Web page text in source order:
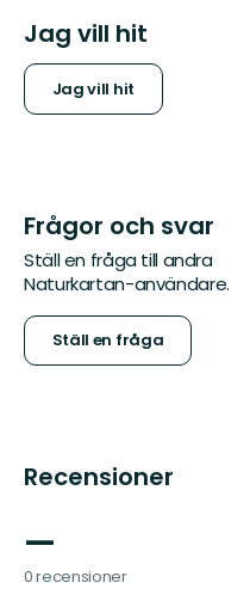
Jag vill hit
Jag vill hit
Frågor och svar
Ställ en fråga till andra
Naturkartan-användare.
Ställ en fråga
Recensioner
—
0 recensioner